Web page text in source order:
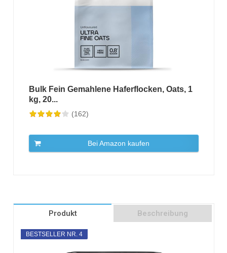
Bulk Fein Gemahlene Haferflocken, Oats, 1
kg, 20...
(162)
Bei Amazon kaufen
Produkt Beschreibung
BESTSELLER NR. 4